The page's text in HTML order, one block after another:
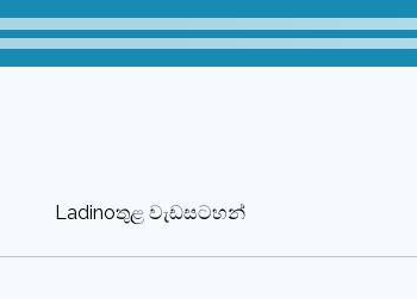
Ladinoතුළ වැඩසටහන්